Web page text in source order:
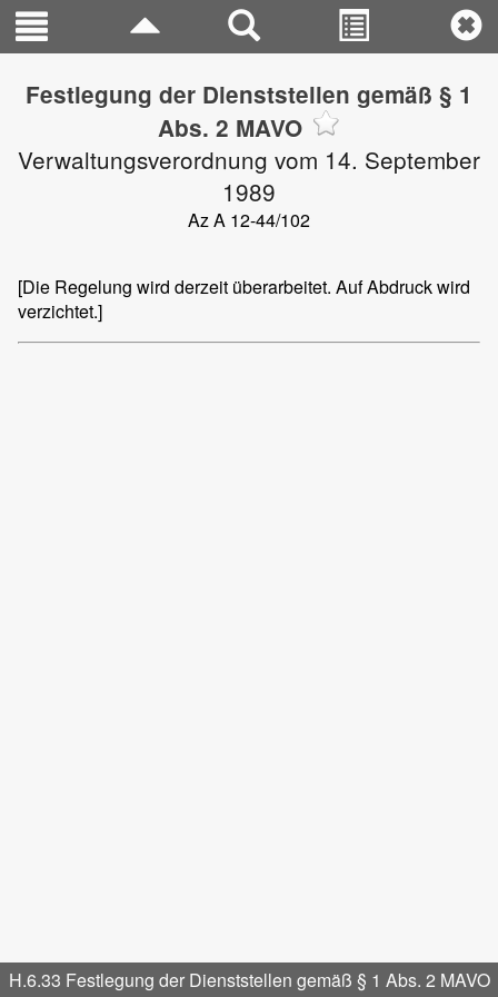
H.6.33 Festlegung der Dienststellen gemäß § 1 Abs. 2 MAVO
Festlegung der Dienststellen gemäß § 1
Abs. 2 MAVO
Verwaltungsverordnung vom 14. September
1989
Az A 12-44/102
[Die Regelung wird derzeit überarbeitet. Auf Abdruck wird
verzichtet.]